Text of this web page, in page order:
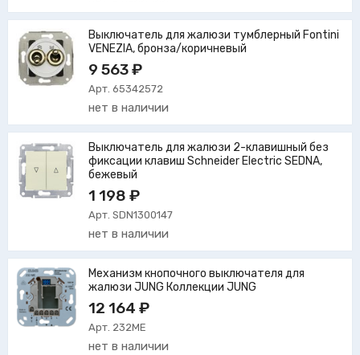
Выключатель для жалюзи тумблерный Fontini
VENEZIA, бронза/коричневый
9 563 ₽
Арт. 65342572
нет в наличии
Выключатель для жалюзи 2-клавишный без
фиксации клавиш Schneider Electric SEDNA,
бежевый
1 198 ₽
Арт. SDN1300147
нет в наличии
Механизм кнопочного выключателя для
жалюзи JUNG Коллекции JUNG
12 164 ₽
Арт. 232ME
нет в наличии